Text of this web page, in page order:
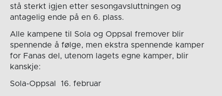
stå sterkt igjen etter sesongavsluttningen og
antagelig ende på en 6. plass.
Alle kampene til Sola og Oppsal fremover blir
spennende å følge, men ekstra spennende kamper
for Fanas del, utenom lagets egne kamper, blir
kanskje:
Sola-Oppsal 16. februar